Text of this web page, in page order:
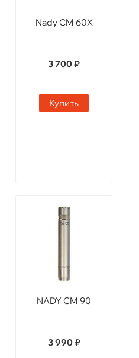
Nady CM 60X
3 700 ₽
Купить
NADY CM 90
3 990 ₽